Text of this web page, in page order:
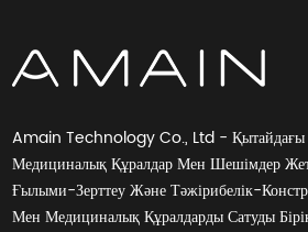
Amain Technology Co., Ltd - Қытайдағы
Медициналық Құралдар Мен Шешімдер
Ғылыми-Зерттеу Және Тәжірибелік-
Мен Медициналық Құралдарды Сатуды